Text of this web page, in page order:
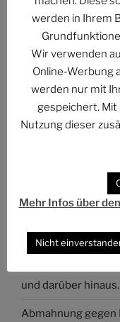
NEUESTE
PHANTUM NOVA
erzählt, was
PHANTUM NOVA
Der Stand der
ASTROCOHORS
und darüber
Abmahnung
werden in Ihrem
Wir verwenden
Online-Werbung
werden nur mit
gespeichert. Mit
Nutzung dieser
Mehr Infos über
Nicht